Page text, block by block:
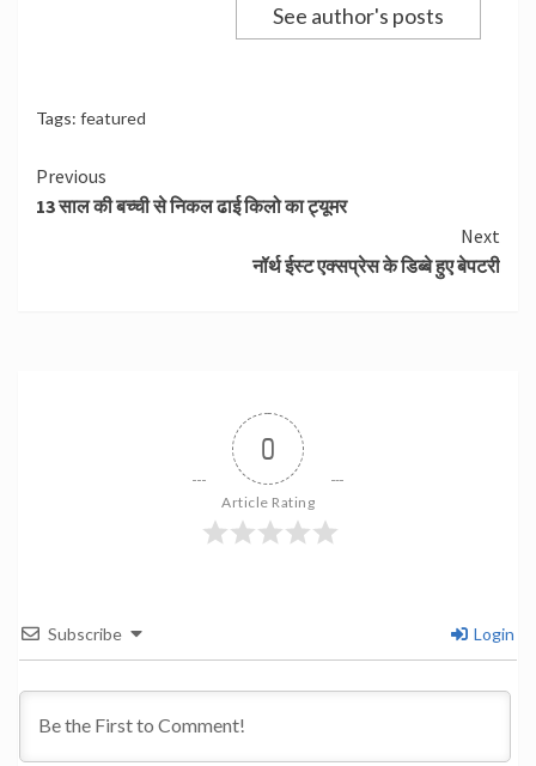
See author's posts
Tags: featured
Continue
Reading
Previous
13 साल की बच्ची से निकल ढाई किलो का ट्यूमर
Next
नॉर्थ ईस्ट एक्सप्रेस के डिब्बे हुए बेपटरी
0
Article Rating
Subscribe Login